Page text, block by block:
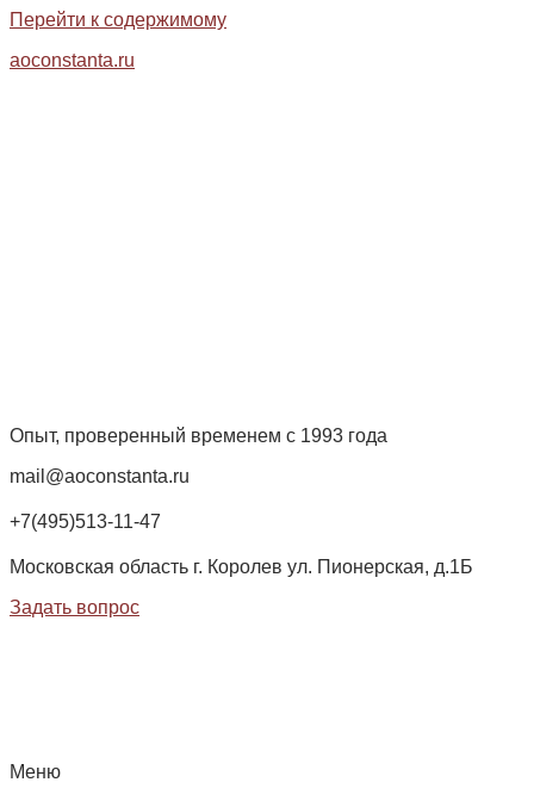
Перейти к содержимому
aoconstanta.ru
Опыт, проверенный временем с 1993 года
mail@aoconstanta.ru
+7(495)513-11-47
Московская область г. Королев ул. Пионерская, д.1Б
Задать вопрос
Меню